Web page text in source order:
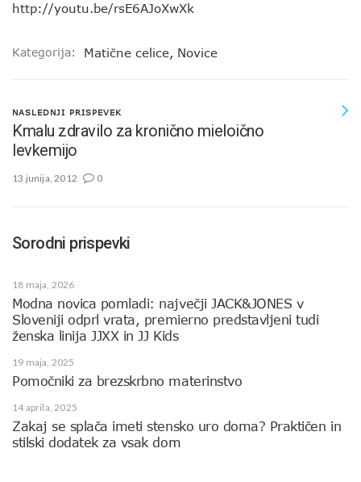
http://youtu.be/rsE6AJoXwXk
Kategorija: Matične celice, Novice
NASLEDNJI PRISPEVEK
Kmalu zdravilo za kronično mieloično
levkemijo
13 junija, 2012 0
Sorodni prispevki
18 maja, 2026
Modna novica pomladi: največji JACK&JONES v
Sloveniji odprl vrata, premierno predstavljeni tudi
ženska linija JJXX in JJ Kids
19 maja, 2025
Pomočniki za brezskrbno materinstvo
14 aprila, 2025
Zakaj se splača imeti stensko uro doma? Praktičen in
stilski dodatek za vsak dom